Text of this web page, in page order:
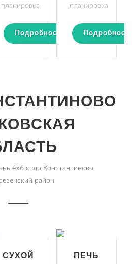
планировка
Подробности
планировка
4х6 село Константиново
район
СУХОЙ
ПЕЧЬ